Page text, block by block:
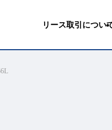
リース取引につい